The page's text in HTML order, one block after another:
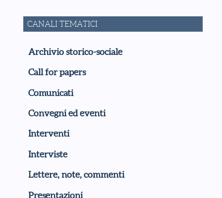
CANALI TEMATICI
Archivio storico-sociale
Call for papers
Comunicati
Convegni ed eventi
Interventi
Interviste
Lettere, note, commenti
Presentazioni